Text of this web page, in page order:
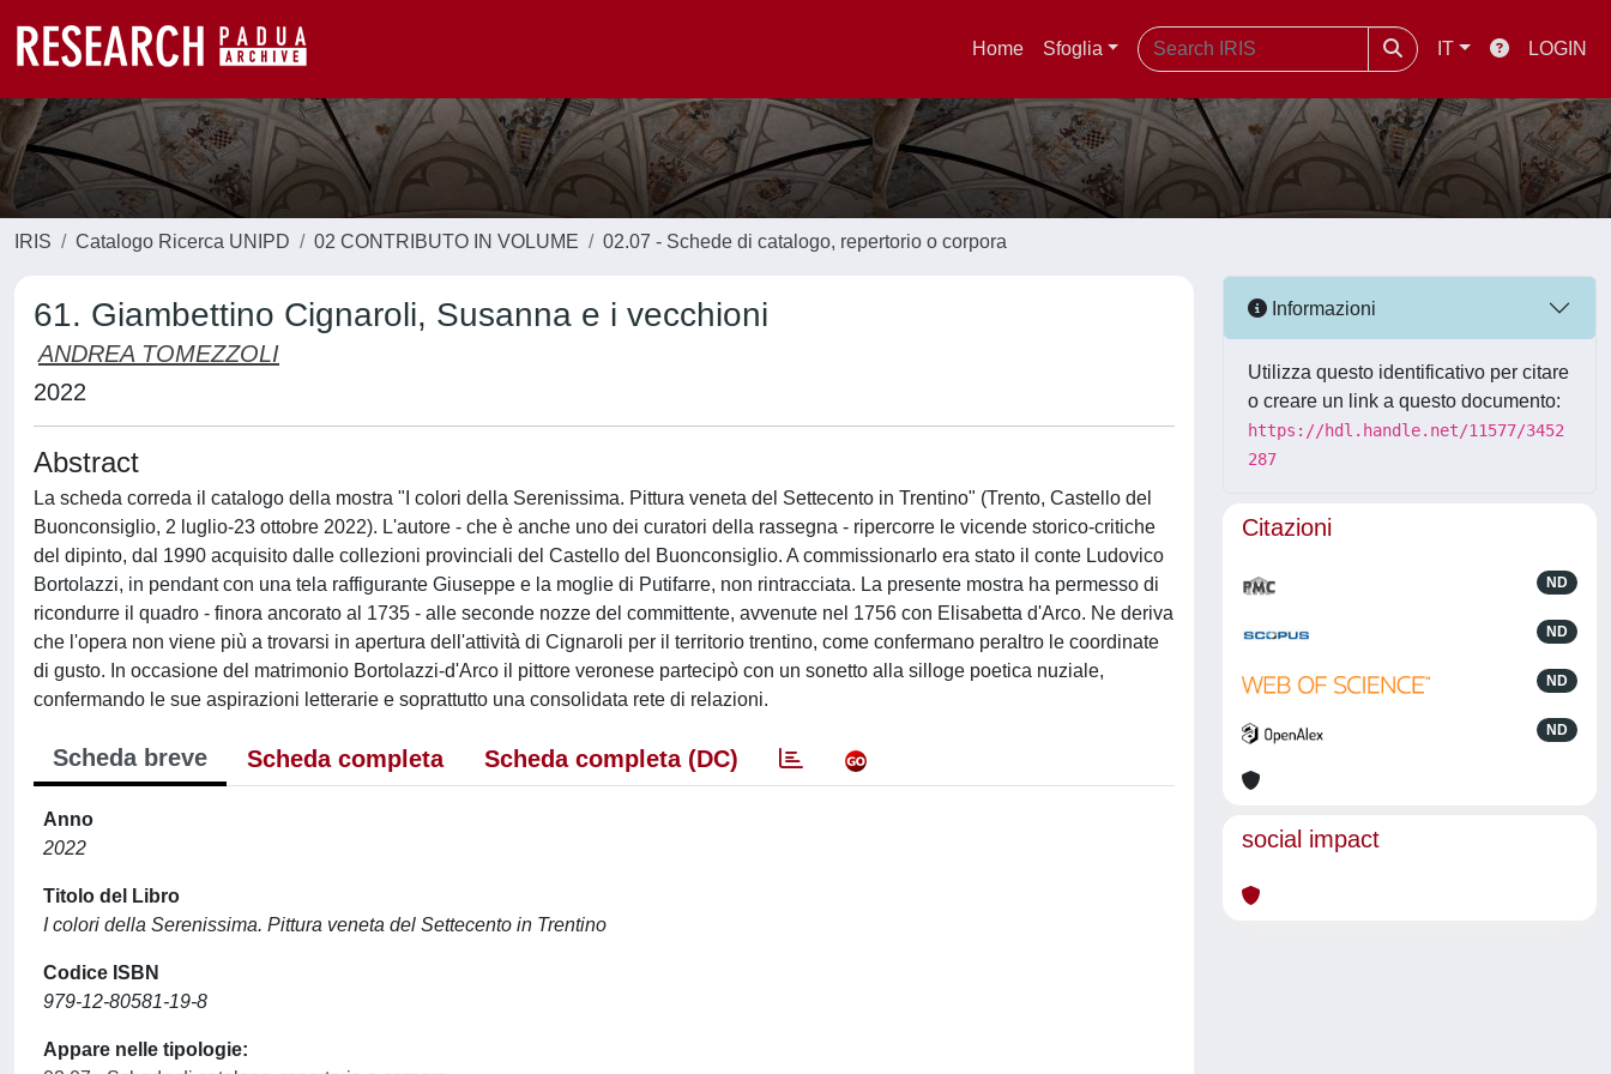
Home Sfoglia IT LOGIN
IRIS Catalogo Ricerca UNIPD 02 CONTRIBUTO IN VOLUME 02.07 - Schede di catalogo, repertorio o corpora
61. Giambettino Cignaroli, Susanna e i vecchioni
ANDREA TOMEZZOLI
2022
Abstract
La scheda correda il catalogo della mostra "I colori della Serenissima. Pittura veneta del Settecento in Trentino" (Trento, Castello del
Buonconsiglio, 2 luglio-23 ottobre 2022). L'autore - che è anche uno dei curatori della rassegna - ripercorre le vicende storico-critiche
del dipinto, dal 1990 acquisito dalle collezioni provinciali del Castello del Buonconsiglio. A commissionarlo era stato il conte Ludovico
Bortolazzi, in pendant con una tela raffigurante Giuseppe e la moglie di Putifarre, non rintracciata. La presente mostra ha permesso di
ricondurre il quadro - finora ancorato al 1735 - alle seconde nozze del committente, avvenute nel 1756 con Elisabetta d'Arco. Ne deriva
che l'opera non viene più a trovarsi in apertura dell'attività di Cignaroli per il territorio trentino, come confermano peraltro le coordinate
di gusto. In occasione del matrimonio Bortolazzi-d'Arco il pittore veronese partecipò con un sonetto alla silloge poetica nuziale,
confermando le sue aspirazioni letterarie e soprattutto una consolidata rete di relazioni.
Scheda breve Scheda completa Scheda completa (DC)
Anno
2022
Titolo del Libro
I colori della Serenissima. Pittura veneta del Settecento in Trentino
Codice ISBN
979-12-80581-19-8
Appare nelle tipologie:
Informazioni
Utilizza questo identificativo per citare
o creare un link a questo documento:
https://hdl.handle.net/11577/3452
287
Citazioni
ND
ND
ND
ND
social impact